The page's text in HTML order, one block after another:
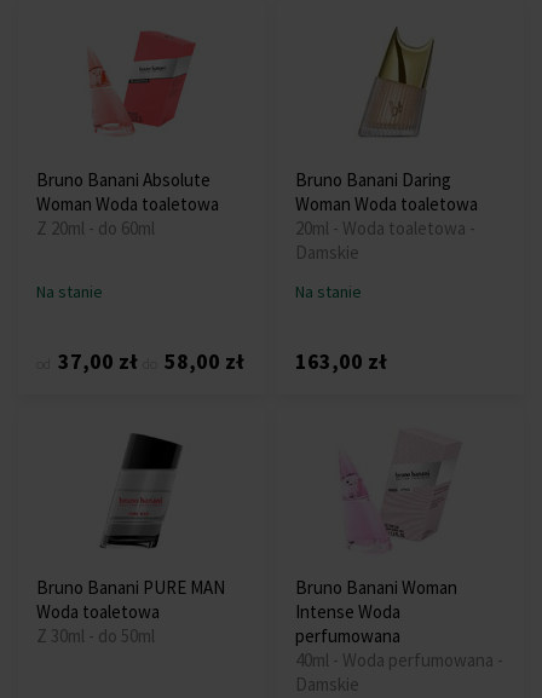
Bruno Banani Absolute
Woman Woda toaletowa
Z 20ml - do 60ml
Na stanie
37,00 zł 58,00 zł
Bruno Banani Daring
Woman Woda toaletowa
20ml - Woda toaletowa -
Damskie
Na stanie
163,00 zł
Bruno Banani PURE MAN
Woda toaletowa
Z 30ml - do 50ml
Bruno Banani Woman
Intense Woda
perfumowana
40ml - Woda perfumowana -
Damskie